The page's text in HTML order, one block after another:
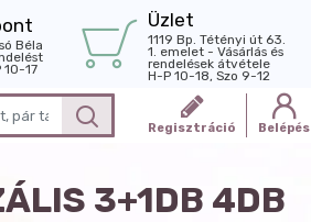
Béla
17
Üzlet
1119 Bp. Tétényi út 63.
1. emelet - Vásárlás és
rendelések átvétele
H-P 10-18, Szo 9-12
Regisztráció Belépés
3+1DB 4DB